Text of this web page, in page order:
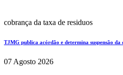
cobrança da taxa de residuos
TJMG publica acórdão e determina suspensão
07 Agosto 2026